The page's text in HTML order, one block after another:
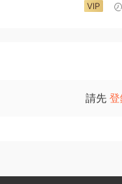
VIP
請先